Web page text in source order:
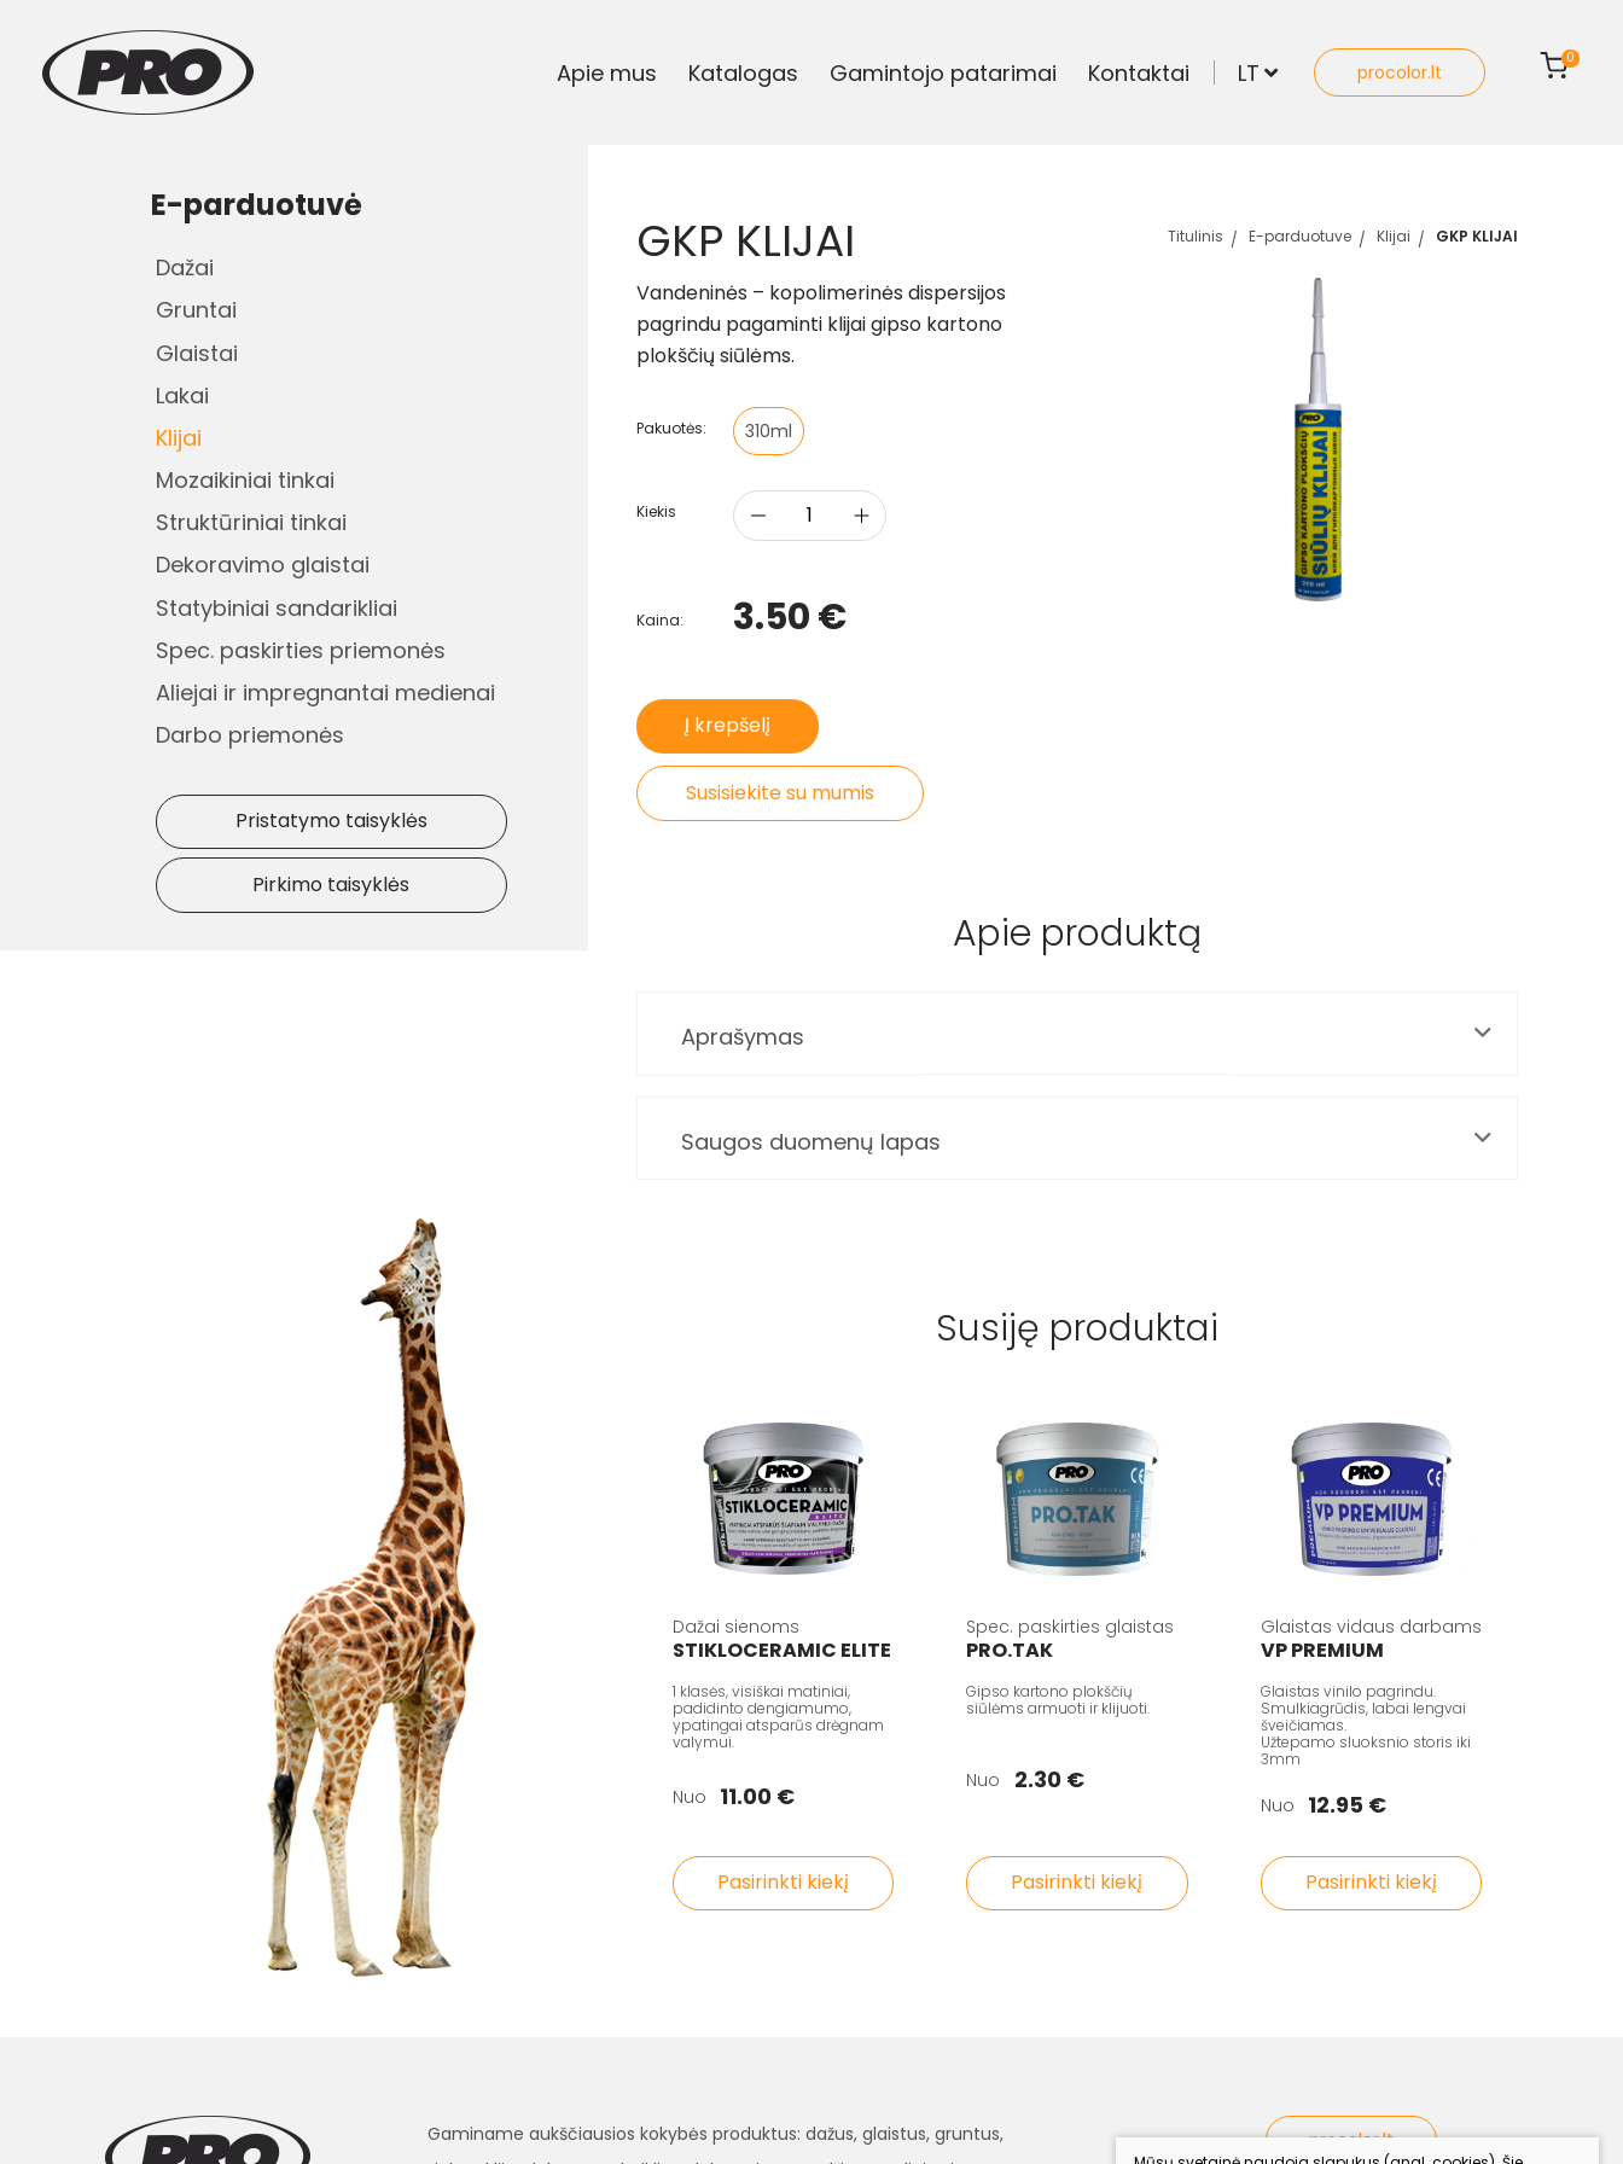
Apie mus Katalogas Gamintojo patarimai Kontaktai LT procolor.lt
0
E-parduotuvė
Dažai
Gruntai
Glaistai
Lakai
Klijai
Mozaikiniai tinkai
Struktūriniai tinkai
Dekoravimo glaistai
Statybiniai sandarikliai
Spec. paskirties priemonės
Aliejai ir impregnantai medienai
Darbo priemonės
Pristatymo taisyklės
Pirkimo taisyklės
GKP KLIJAI Titulinis E-parduotuve Klijai GKP KLIJAI
Vandeninės – kopolimerinės dispersijos
pagrindu pagaminti klijai gipso kartono
plokščių siūlėms.
Pakuotės: 310ml
Kiekis
Kaina: 3.50 €
Į krepšelį
Susisiekite su mumis
Apie produktą
Aprašymas
Saugos duomenų lapas
Susiję produktai
Dažai sienoms
STIKLOCERAMIC ELITE
1 klasės, visiškai matiniai,
padidinto dengiamumo,
ypatingai atsparūs drėgnam
valymui.
Nuo 11.00 €
Pasirinkti kiekį
Spec. paskirties glaistas
PRO.TAK
Gipso kartono plokščių
siūlėms armuoti ir klijuoti.
Nuo 2.30 €
Pasirinkti kiekį
Glaistas vidaus darbams
VP PREMIUM
Glaistas vinilo pagrindu.
Smulkiagrūdis, labai lengvai
šveičiamas.
Užtepamo sluoksnio storis iki
3mm
Nuo 12.95 €
Pasirinkti kiekį
Gaminame aukščiausios kokybės produktus: dažus, glaistus, gruntus,
procolor.lt